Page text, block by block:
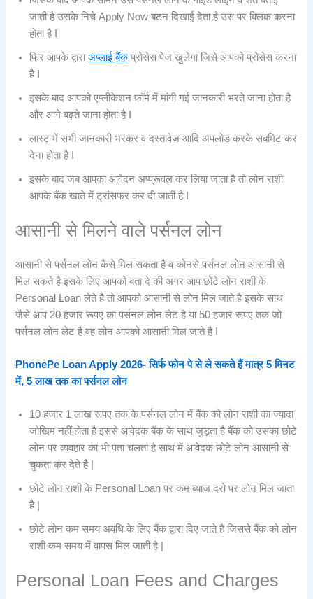
जाती है उसके निचे Apply Now बटन दिखाई देता है उस पर क्लिक करना
होता है I
फिर आपके द्वाराअप्लाई बैंकप्रोसेस पेज खुलेगा जिसे आपको प्रोसेस करना
है I
इसके बाद आपको एप्लीकेशन फॉर्म में मांगी गई जानकारी भरते जाना होता है
और आगे बढ़ते जाना होता है I
लास्ट में सभी जानकारी भरकर व दस्तावेज आदि अपलोड करके सबमिट कर
देना होता है I
इसके बाद जब आपका आवेदन अप्प्रूवल कर लिया जाता है तो लोन राशी
आपके बैंक खाते में ट्रांसफर कर दी जाती है I
आसानी से मिलने वाले पर्सनल लोन
आसानी से पर्सनल लोन कैसे मिल सकता है व कोनसे पर्सनल लोन आसानी से
मिल सकते है इसके लिए आपको बता दे की अगर आप छोटे लोन राशी के
Personal Loan लेते है तो आपको आसानी से लोन मिल जाते है इसके साथ
जैसे आप 20 हजार रूपए का पर्सनल लोन लेट है या 50 हजार रूपए तक जो
पर्सनल लोन लेट है वह लोन आपको आसानी मिल जाते है I
PhonePe Loan Apply 2026- सिर्फ फोन पे से ले सकते हैं मात्र 5 मिनट
में, 5 लाख तक का पर्सनल लोन
10 हजार 1 लाख रूपए तक के पर्सनल लोन में बैंक को लोन राशी का ज्यादा
जोखिम नहीं होता है इससे आवेदक बैंक के साथ जुड़ता है बैंक को उसका छोटे
लोन पर व्यवहार का भी पता चलता है साथ में आवेदक छोटे लोन आसानी से
चुकता कर देते है |
छोटे लोन राशी के Personal Loan पर कम ब्याज दरो पर लोन मिल जाता
है |
छोटे लोन कम समय अवधि के लिए बैंक द्वारा दिए जाते है जिससे बैंक को लोन
राशी कम समय में वापस मिल जाती है |
Personal Loan Fees and Charges